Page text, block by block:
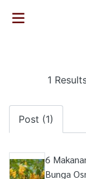
1
Post (1)
6
Bunga